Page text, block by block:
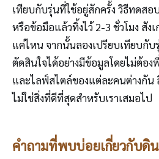
เทียบกับรุ่นที่ใช้อยู่สักครั้ง วิธีทดสอ
หรือข้อมือแล้วทิ้งไว้ 2-3 ชั่วโมง สั
แค่ไหน จากนั้นลองเปรียบเทียบกับ
ตัดสินใจได้อย่างมีข้อมูลโดยไม่ต้องพึ่
และไลฟ์สไตล์ของแต่ละคนต่างกัน
ไม่ใช่สิ่งที่ดีที่สุดสำหรับเราเสมอไป
คำถามที่พบบ่อยเกี่ยวกับดิ